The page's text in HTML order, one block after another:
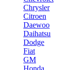
Chrysler
Citroen
Daewoo
Daihatsu
Dodge
Fiat
GM
Honda